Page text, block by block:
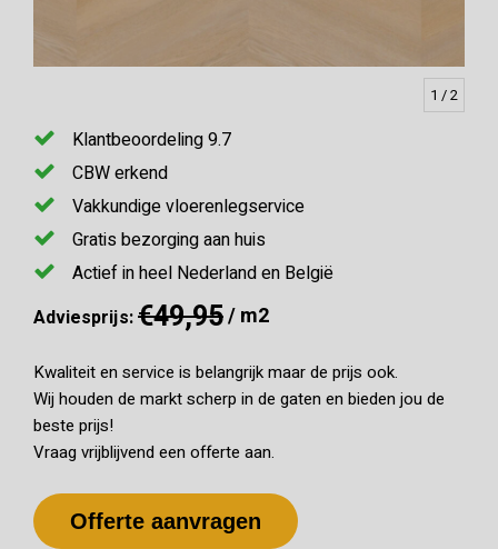
1 / 2
Klantbeoordeling 9.7
CBW erkend
Vakkundige vloerenlegservice
Gratis bezorging aan huis
Actief in heel Nederland en België
Adviesprijs:€49,95/ m2
Kwaliteit en service is belangrijk maar de prijs ook.
Wij houden de markt scherp in de gaten en bieden jou de
beste prijs!
Vraag vrijblijvend een offerte aan.
Offerte aanvragen